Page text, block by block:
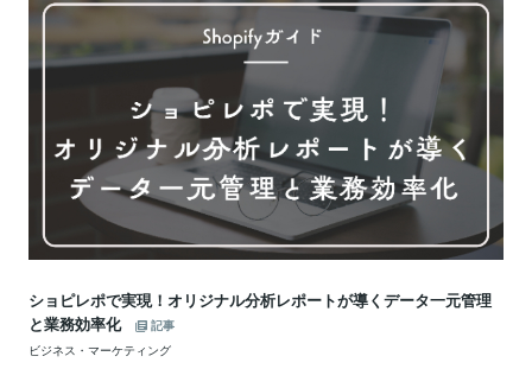
ショピレポで実現！オリジナル分析レポートが導くデータ一元管理
と業務効率化
記事
ビジネス・マーケティング